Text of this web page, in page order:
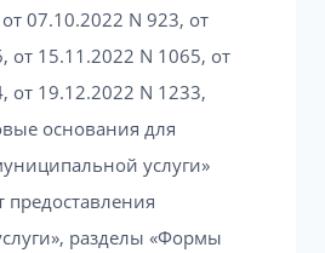
07.10.2022 N 923, от
от 15.11.2022 N 1065, от
от 19.12.2022 N 1233,
основания для
услуги»
предоставления
разделы «Формы